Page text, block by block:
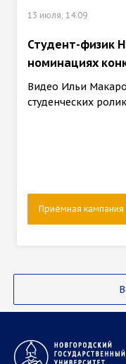
13 июля, 14:09
Студент-физик
номинациях
Видео Ильи
студенческих
Приёмная кампания